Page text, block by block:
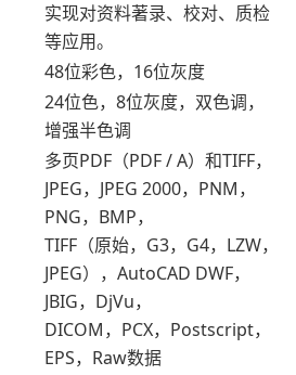
实现对资料著录、校对、质检
等应用。
48位彩色，16位灰度
24位色，8位灰度，双色调，
增强半色调
多页PDF（PDF / A）和TIFF，
JPEG，JPEG 2000，PNM，
PNG，BMP，
TIFF（原始，G3，G4，LZW，
JPEG），AutoCAD DWF，
JBIG，DjVu，
DICOM，PCX，Postscript，
EPS，Raw数据